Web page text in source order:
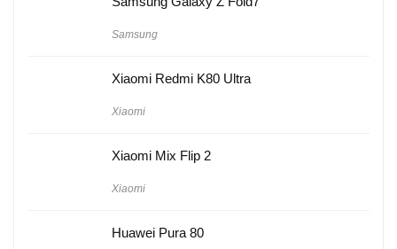
Samsung
Xiaomi Redmi K80 Ultra
Xiaomi
Xiaomi Mix Flip 2
Xiaomi
Huawei Pura 80